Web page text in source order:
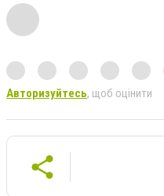
Авторизуйтесь, щоб оцінити